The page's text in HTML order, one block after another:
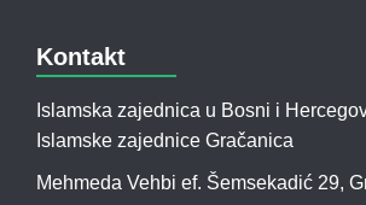
Kontakt
Islamska zajednica u Bosni i
Islamske zajednice Gračanica
Mehmeda Vehbi ef. Šemsekadić 29,